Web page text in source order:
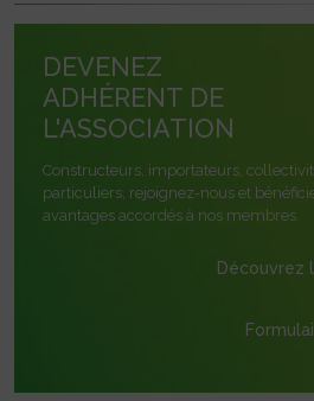
DEVENEZ
ADHÉRENT DE
L'ASSOCIATION
Constructeurs, importateurs,
particuliers, rejoignez-nous et
avantages accordés à nos membres.
Découvrez